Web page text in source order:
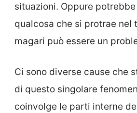
situazioni. Oppure
qualcosa che si protrae nel
magari può essere un
Ci sono diverse cause che
di questo singolare
coinvolge le parti interne